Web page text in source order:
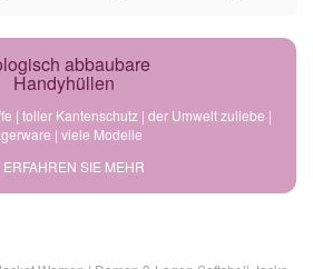
abbaubare
Handyhüllen
| toller Kantenschutz | der Umwelt zuliebe |
| viele Modelle
ERFAHREN SIE MEHR